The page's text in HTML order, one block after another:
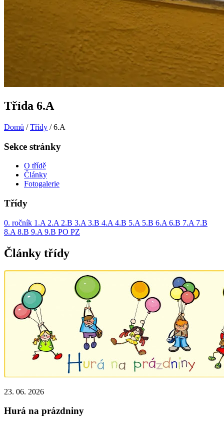
Třída 6.A
Domů / Třídy / 6.A
Sekce stránky
O třídě
Články
Fotogalerie
Třídy
0. ročník 1.A 2.A 2.B 3.A 3.B 4.A 4.B 5.A 5.B 6.A 6.B 7.A 7.B
8.A 8.B 9.A 9.B PO PZ
Články třídy
23. 06. 2026
Hurá na prázdniny